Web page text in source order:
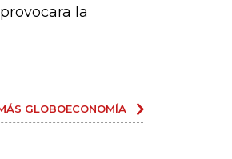
la
GLOBOECONOMÍA